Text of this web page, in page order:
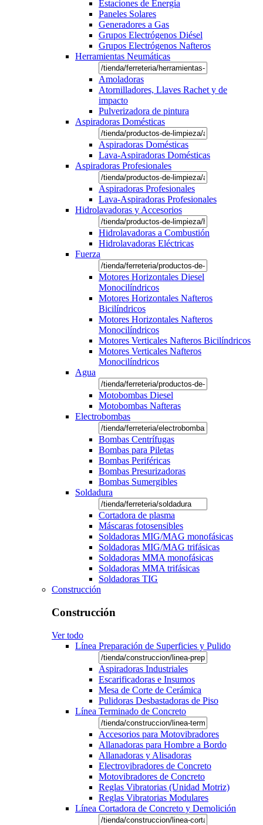
Estaciones de Energía
Paneles Solares
Generadores a Gas
Grupos Electrógenos Diésel
Grupos Electrógenos Nafteros
Herramientas Neumáticas
Amoladoras
Atornilladores, Llaves Rachet y de
impacto
Pulverizadora de pintura
Aspiradoras Domésticas
Aspiradoras Domésticas
Lava-Aspiradoras Domésticas
Aspiradoras Profesionales
Aspiradoras Profesionales
Lava-Aspiradoras Profesionales
Hidrolavadoras y Accesorios
Hidrolavadoras a Combustión
Hidrolavadoras Eléctricas
Fuerza
Motores Horizontales Diesel
Monocilíndricos
Motores Horizontales Nafteros
Bicilíndricos
Motores Horizontales Nafteros
Monocilíndricos
Motores Verticales Nafteros Bicilíndricos
Motores Verticales Nafteros
Monocilíndricos
Agua
Motobombas Diesel
Motobombas Nafteras
Electrobombas
Bombas Centrífugas
Bombas para Piletas
Bombas Periféricas
Bombas Presurizadoras
Bombas Sumergibles
Soldadura
Cortadora de plasma
Máscaras fotosensibles
Soldadoras MIG/MAG monofásicas
Soldadoras MIG/MAG trifásicas
Soldadoras MMA monofásicas
Soldadoras MMA trifásicas
Soldadoras TIG
Construcción
Construcción
Ver todo
Línea Preparación de Superficies y Pulido
Aspiradoras Industriales
Escarificadoras e Insumos
Mesa de Corte de Cerámica
Pulidoras Desbastadoras de Piso
Línea Terminado de Concreto
Accesorios para Motovibradores
Allanadoras para Hombre a Bordo
Allanadoras y Alisadoras
Electrovibradores de Concreto
Motovibradores de Concreto
Reglas Vibratorias (Unidad Motriz)
Reglas Vibratorias Modulares
Línea Cortadora de Concreto y Demolición